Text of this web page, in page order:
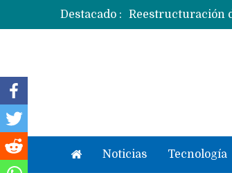
Destacado :
Noticias Tecnología